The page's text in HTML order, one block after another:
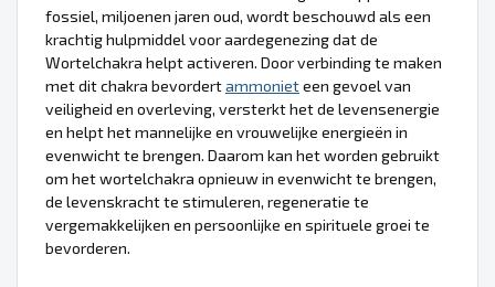
fossiel, miljoenen jaren oud, wordt beschouwd als een
krachtig hulpmiddel voor aardegenezing dat de
Wortelchakra helpt activeren. Door verbinding te maken
met dit chakra bevordertammonieteen gevoel van
veiligheid en overleving, versterkt het de levensenergie
en helpt het mannelijke en vrouwelijke energieën in
evenwicht te brengen. Daarom kan het worden gebruikt
om het wortelchakra opnieuw in evenwicht te brengen,
de levenskracht te stimuleren, regeneratie te
vergemakkelijken en persoonlijke en spirituele groei te
bevorderen.